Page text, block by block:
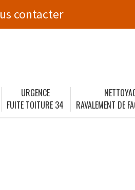
contacter
URGENCE
FUITE TOITURE 34
RAVALEMENT DE